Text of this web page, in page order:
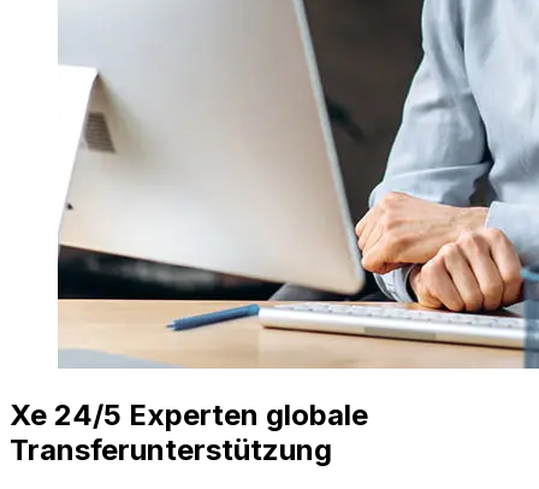
Xe 24/5 Experten globale
Transferunterstützung